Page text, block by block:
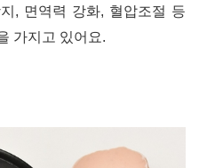
, 면역력 강화, 혈압조절 등
가지고 있어요.